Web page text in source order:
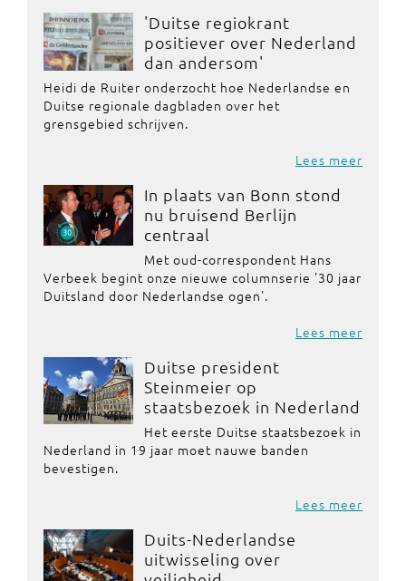
'Duitse regiokrant
positiever over Nederland
dan andersom'
Heidi de Ruiter onderzocht hoe Nederlandse en
Duitse regionale dagbladen over het
grensgebied schrijven.
Lees meer
In plaats van Bonn stond
nu bruisend Berlijn
centraal
Met oud-correspondent Hans
Verbeek begint onze nieuwe columnserie '30 jaar
Duitsland door Nederlandse ogen'.
Lees meer
Duitse president
Steinmeier op
staatsbezoek in Nederland
Het eerste Duitse staatsbezoek in
Nederland in 19 jaar moet nauwe banden
bevestigen.
Lees meer
Duits-Nederlandse
uitwisseling over